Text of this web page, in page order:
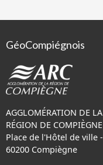
GéoCompiégnois
AGGLOMÉRATION DE LA
RÉGION DE COMPIÈGNE
Place de l'Hôtel de ville -
60200 Compiègne